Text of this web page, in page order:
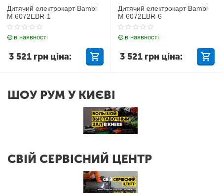
Дитячий електрокарт Bambi
M 6072EBR-1
в наявності
3 521 грн ціна:
Дитячий електрокарт Bambi
M 6072EBR-6
в наявності
3 521 грн ціна:
ШОУ РУМ У КИЄВІ
СВІЙ СЕРВІСНИЙ ЦЕНТР